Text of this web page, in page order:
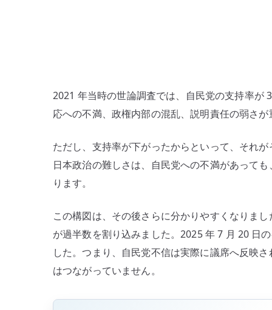
2021 年当時の世論調査では、自民党の支持率が
応への不満、政権内部の混乱、説明責任の弱さ
ただし、支持率が下がったからといって、それ
日本政治の難しさは、自民党への不満があって
ります。
この構図は、その後さらに分かりやすくなりま
が過半数を割り込みました。2025 年 7 月 20 日
した。つまり、自民党不信は実際に議席へ反映
はつながっていません。